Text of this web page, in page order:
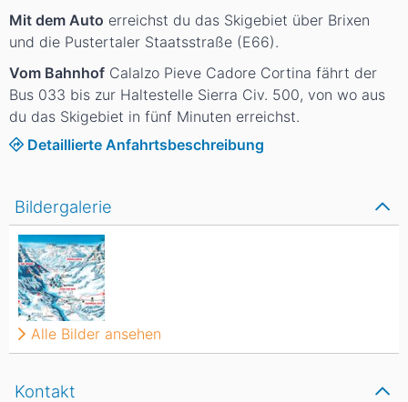
Mit dem Auto erreichst du das Skigebiet über Brixen
und die Pustertaler Staatsstraße (E66).
Vom Bahnhof Calalzo Pieve Cadore Cortina fährt der
Bus 033 bis zur Haltestelle Sierra Civ. 500, von wo aus
du das Skigebiet in fünf Minuten erreichst.
Detaillierte Anfahrtsbeschreibung
Kontakt
Bildergalerie
Alle Bilder ansehen